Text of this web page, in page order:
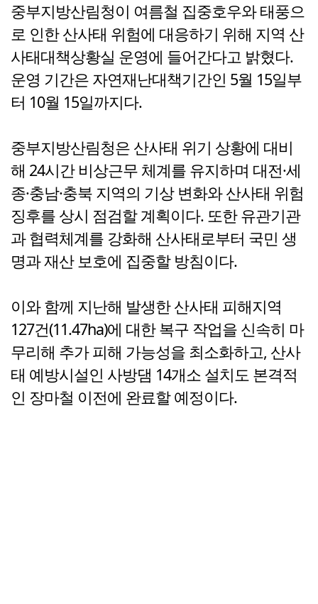
중부지방산림청이 여름철 집중호우와 태풍으
로 인한 산사태 위험에 대응하기 위해 지역 산
사태대책상황실 운영에 들어간다고 밝혔다.
운영 기간은 자연재난대책기간인 5월 15일부
터 10월 15일까지다.
중부지방산림청은 산사태 위기 상황에 대비
해 24시간 비상근무 체계를 유지하며 대전·세
종·충남·충북 지역의 기상 변화와 산사태 위험
징후를 상시 점검할 계획이다. 또한 유관기관
과 협력체계를 강화해 산사태로부터 국민 생
명과 재산 보호에 집중할 방침이다.
이와 함께 지난해 발생한 산사태 피해지역
127건(11.47ha)에 대한 복구 작업을 신속히 마
무리해 추가 피해 가능성을 최소화하고, 산사
태 예방시설인 사방댐 14개소 설치도 본격적
인 장마철 이전에 완료할 예정이다.